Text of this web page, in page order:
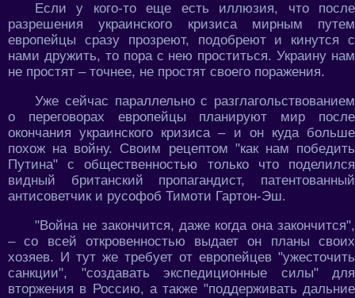
Если у кого-то еще есть иллюзия, что после
разрешения украинского кризиса мирным путем
европейцы сразу прозреют, подобреют и кинутся с
нами дружить, то пора с нею проститься. Украину нам
не простят – точнее, не простят своего поражения.
Уже сейчас параллельно с разглагольствованием
о переговорах европейцы планируют мир после
окончания украинского кризиса – и он куда больше
похож на войну. Своим рецептом "как нам победить
Путина" с общественностью только что поделился
видный британский пропагандист, патентованный
антисоветчик и русофоб Тимоти Гартон-Эш.
"Война не закончится, даже когда она закончится",
– со всей откровенностью выдает он планы своих
хозяев. И тут же требует от европейцев "ужесточить
санкции", "создавать экспедиционные силы" для
вторжения в Россию, а также "поддерживать дальние